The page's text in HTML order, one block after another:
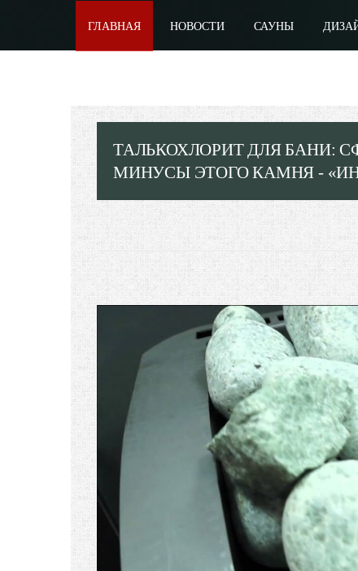
ГЛАВНАЯ НОВОСТИ САУНЫ
ТАЛЬКОХЛОРИТ ДЛЯ БАНИ:
МИНУСЫ ЭТОГО КАМНЯ -